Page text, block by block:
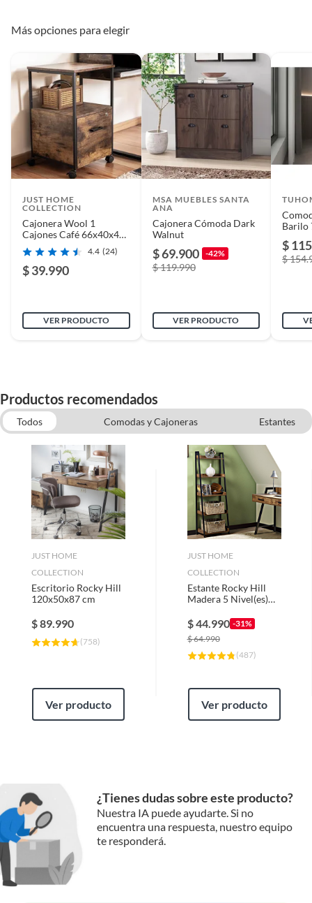
Más opciones para elegir
JUST HOME
COLLECTION
Cajonera Wool 1
Cajones Café 66x40x40
cm
4.4 (24)
$ 39.990
VER PRODUCTO
MSA MUEBLES SANTA
ANA
Cajonera Cómoda Dark
Walnut
$ 69.900 -42%
$ 119.990
VER PRODUCTO
Barilo
$
$
Productos recomendados
Todos Comodas y Cajoneras
Estantes
Veladores
JUST HOME
COLLECTION
Escritorio Rocky Hill
120x50x87 cm
$89.990
(758)
Ver producto
JUST HOME
COLLECTION
Estante Rocky Hill
Madera 5 Nivel(es)
Walnut
$44.990 -31%
$64.990
(487)
Ver producto
¿Tienes dudas sobre este producto?
Nuestra IA puede ayudarte. Si no
encuentra una respuesta, nuestro equipo
te responderá.